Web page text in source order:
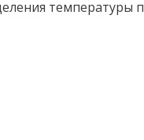
температуры